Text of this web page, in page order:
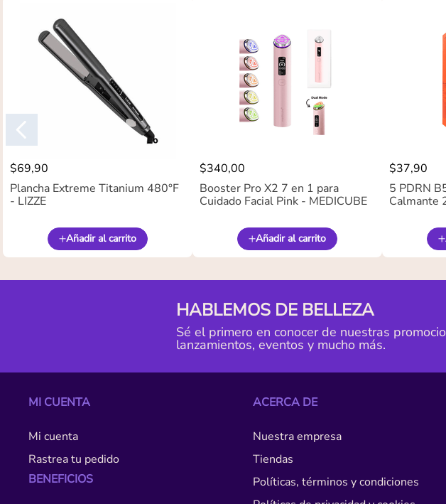
$69,90
Plancha Extreme Titanium 480°F
- LIZZE
Añadir al carrito
$340,00
Booster Pro X2 7 en 1 para
Cuidado Facial Pink - MEDICUBE
Añadir al carrito
$37,90
5 PDRN
Calmante
HABLEMOS DE BELLEZA
Sé el primero en conocer de nuestras
lanzamientos, eventos y mucho más.
MI CUENTA
Mi cuenta
Rastrea tu pedido
BENEFICIOS
ACERCA DE
Nuestra empresa
Tiendas
Políticas, términos y condiciones